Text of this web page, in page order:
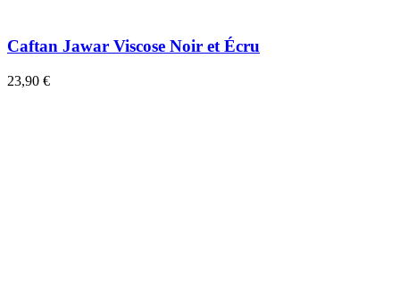
Caftan Jawar Viscose Noir et Écru
23,90 €